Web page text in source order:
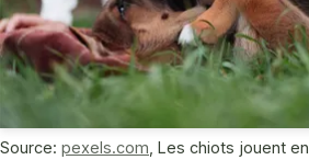
Source: pexels.com Les chiots jouent